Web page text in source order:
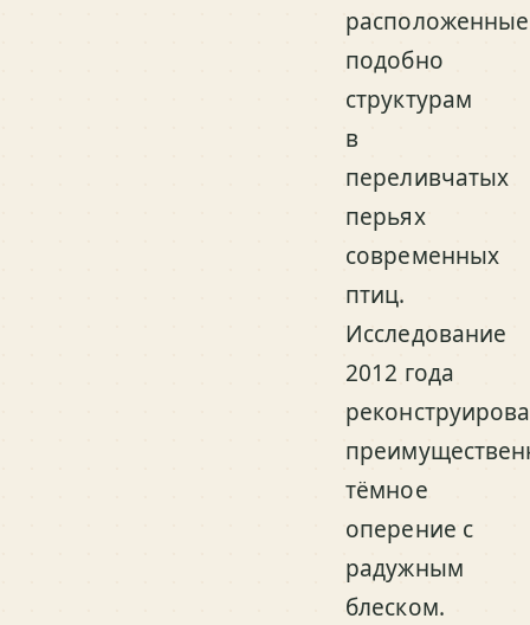
расположенные
подобно
структурам
в
переливчатых
перьях
современных
птиц.
Исследование
2012 года
тёмное
оперение с
радужным
блеском.